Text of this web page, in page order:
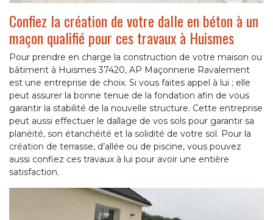
Confiez la création de votre dalle en béton à un
maçon qualifié pour ces travaux à Huismes
Pour prendre en charge la construction de votre maison ou
bâtiment à Huismes 37420, AP Maçonnerie Ravalement
est une entreprise de choix. Si vous faites appel à lui ; elle
peut assurer la bonne tenue de la fondation afin de vous
garantir la stabilité de la nouvelle structure. Cette entreprise
peut aussi effectuer le dallage de vos sols pour garantir sa
planéité, son étanchéité et la solidité de votre sol. Pour la
création de terrasse, d’allée ou de piscine, vous pouvez
aussi confiez ces travaux à lui pour avoir une entière
satisfaction.